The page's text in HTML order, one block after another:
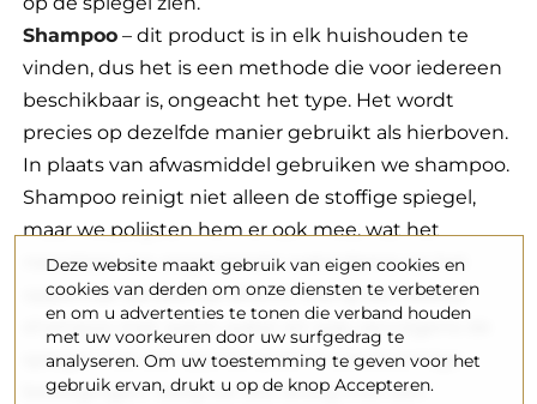
Shampoo – dit product is in elk huishouden te
vinden, dus het is een methode die voor iedereen
beschikbaar is, ongeacht het type. Het wordt
precies op dezelfde manier gebruikt als hierboven.
In plaats van afwasmiddel gebruiken we shampoo.
Shampoo reinigt niet alleen de stoffige spiegel,
maar we polijsten hem er ook mee, wat het
neerslaan van ongewenste waterdamp op het
oppervlak aanzienlijk afremt. Meng een beetje
shampoo met warm water en was vervolgens de
spiegel met een zachte doek in cirkelvormige
bewegingen. Veeg tot slot droog met een
Deze website maakt gebruik van eigen cookies en
cookies van derden om onze diensten te verbeteren
en om u advertenties te tonen die verband houden
met uw voorkeuren door uw surfgedrag te
analyseren. Om uw toestemming te geven voor het
gebruik ervan, drukt u op de knop Accepteren.